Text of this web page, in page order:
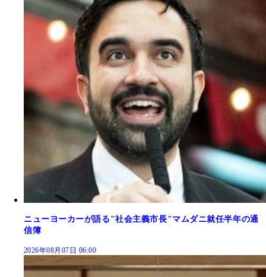
ニューヨーカーが語る"社会主義市長"マムダニ就任半年の通
信簿
2026年08月07日 06:00